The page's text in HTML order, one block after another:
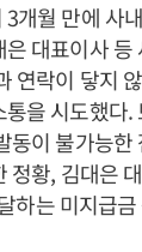
개월 만에 사
대표이사 등
연락이 닿지
을 시도했다
동이 불가능한
정황, 김대은
하는 미지급